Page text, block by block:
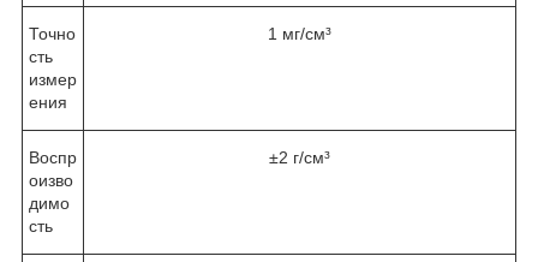
Точно
сть
измер
ения
1 мг/см³
Воспр
оизво
димо
сть
±2 г/см³